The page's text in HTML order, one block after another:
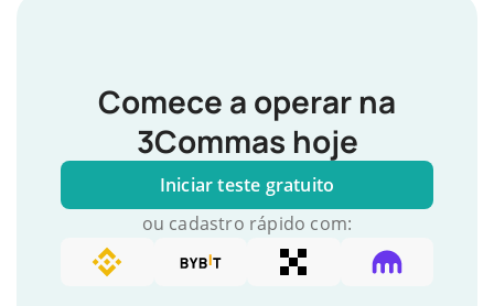
Comece a operar na
3Commas hoje
Iniciar teste gratuito
ou cadastro rápido com: